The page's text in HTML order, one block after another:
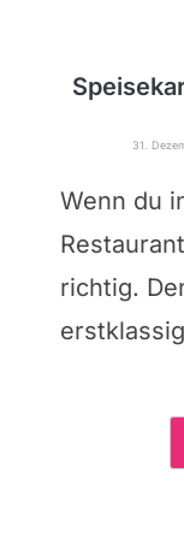
31.
Wenn du
richtig.